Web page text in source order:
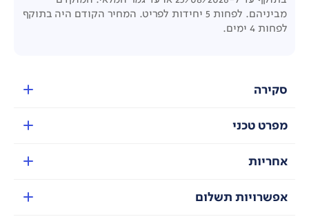
מביניהם. לפחות 5 יחידות לפריט. המחיר הקודם היה בתוקף
לפחות 4 ימים.
סקירה
מפרט טכני
אחריות
אפשרויות תשלום